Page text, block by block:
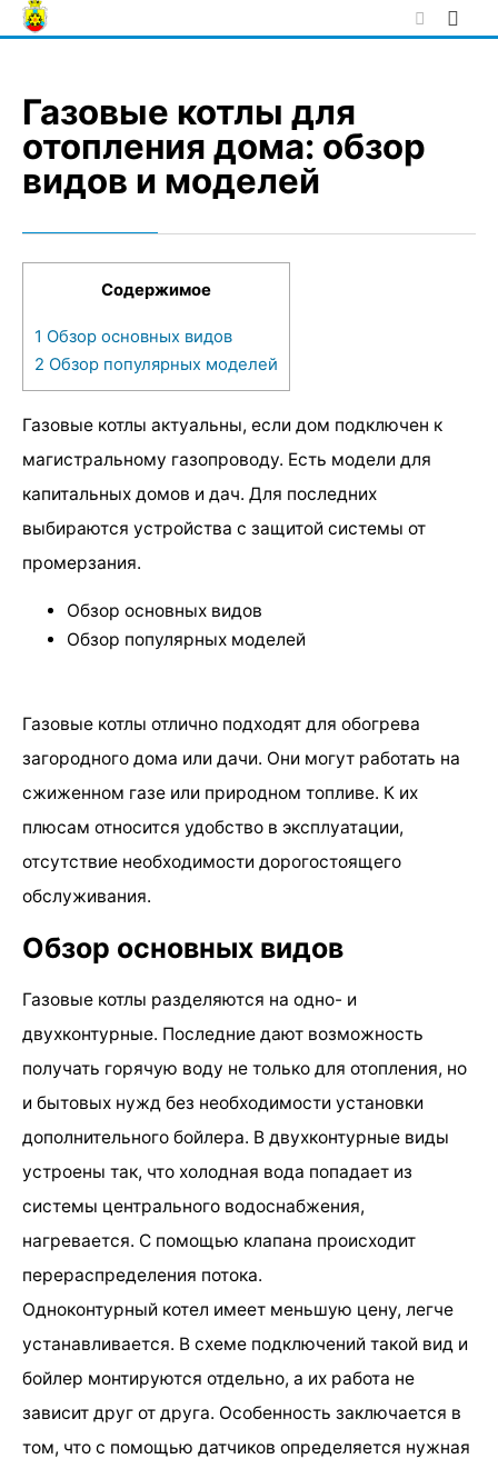
Skip
to
Газовые котлы для
отопления дома: обзор
видов и моделей
Содержимое
1 Обзор основных видов
2 Обзор популярных моделей
Газовые котлы актуальны, если дом подключен к
магистральному газопроводу. Есть модели для
капитальных домов и дач. Для последних
выбираются устройства с защитой системы от
промерзания.
Обзор основных видов
Обзор популярных моделей
Газовые котлы отлично подходят для обогрева
загородного дома или дачи. Они могут работать на
сжиженном газе или природном топливе. К их
плюсам относится удобство в эксплуатации,
отсутствие необходимости дорогостоящего
обслуживания.
Обзор основных видов
Газовые котлы разделяются на одно- и
двухконтурные. Последние дают возможность
получать горячую воду не только для отопления, но
и бытовых нужд без необходимости установки
дополнительного бойлера. В двухконтурные виды
устроены так, что холодная вода попадает из
системы центрального водоснабжения,
нагревается. С помощью клапана происходит
перераспределения потока.
Одноконтурный котел имеет меньшую цену, легче
устанавливается. В схеме подключений такой вид и
бойлер монтируются отдельно, а их работа не
зависит друг от друга. Особенность заключается в
том, что с помощью датчиков определяется нужная